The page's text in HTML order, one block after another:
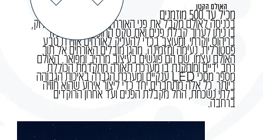
האולם הקטן
מכיל עד 500 מוזמנים
בכניסה לאולם מקבל את פני האורחים גן קסום הצבוע בירוק,
בו ניתן לערוך קבלת פנים ואת טקס החופה. הגן מאובזר
בריהוט יוקרתי, ומעוצב בכדי להעניק לאורחים אווירת טבע
פסטורלית, נעימה ומזמינה. מהגן מובלים האורחים אל תוך
האולם עצמו, שם הם פוגשים בעיצוב מרהיב ומפואר. האולם
רחב ידיים ומותקנת בו מערכת תאורה מתקדמת הכוללת
מספר מסכיLEDענקיים ומערכת הגברה באיכות הגבוהה
ביותר. כל אלה מתחברים יחד כדי ליצור אירוע שהוא חוויה
בלתי נשכחת, החל מקבלת הפנים ועד אחרון הרוקדים
ברחבה.